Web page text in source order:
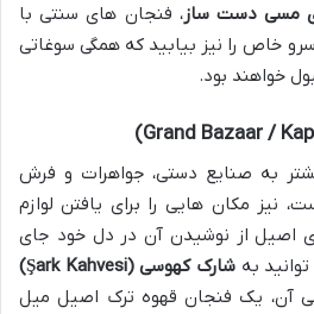
مسی دست ساز، فنجان های سنتی با
خاص را نیز بیابید که همگی سوغاتی
خواهند بود.
به صنایع دستی، جواهرات و فرش
مکان هایی را برای یافتن لوازم
اصیل از نوشیدن آن در دل خود جای
بهشارک کهوسی (Şark Kahvesi)
آن، یک فنجان قهوه ترک اصیل میل